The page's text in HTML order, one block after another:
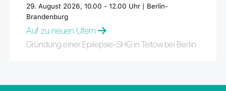
29. August 2026, 10.00 - 12.00 Uhr | Berlin-
Brandenburg
Auf zu neuen Ufern
Gründung einer Epilepsie-SHG in Teltow bei Berlin